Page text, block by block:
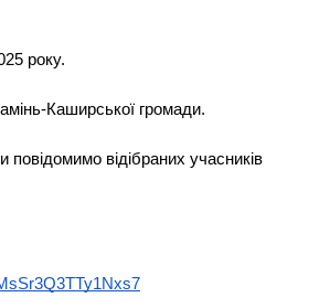
року.
Каширської громади.
повідомимо відібраних учасників